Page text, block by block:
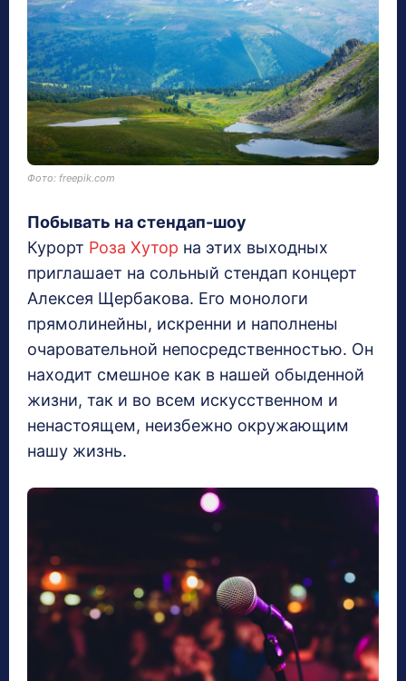
Фото: freepik.com
Побывать на стендап-шоу
Курорт Роза Хутор на этих выходных
приглашает на сольный стендап концерт
Алексея Щербакова. Его монологи
прямолинейны, искренни и наполнены
очаровательной непосредственностью. Он
находит смешное как в нашей обыденной
жизни, так и во всем искусственном и
ненастоящем, неизбежно окружающим
нашу жизнь.